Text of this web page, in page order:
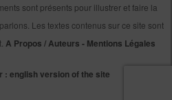
sont présents pour illustrer et faire la
Les textes contenus sur ce site sont
A Propos / Auteurs - Mentions Légales
: english version of the site